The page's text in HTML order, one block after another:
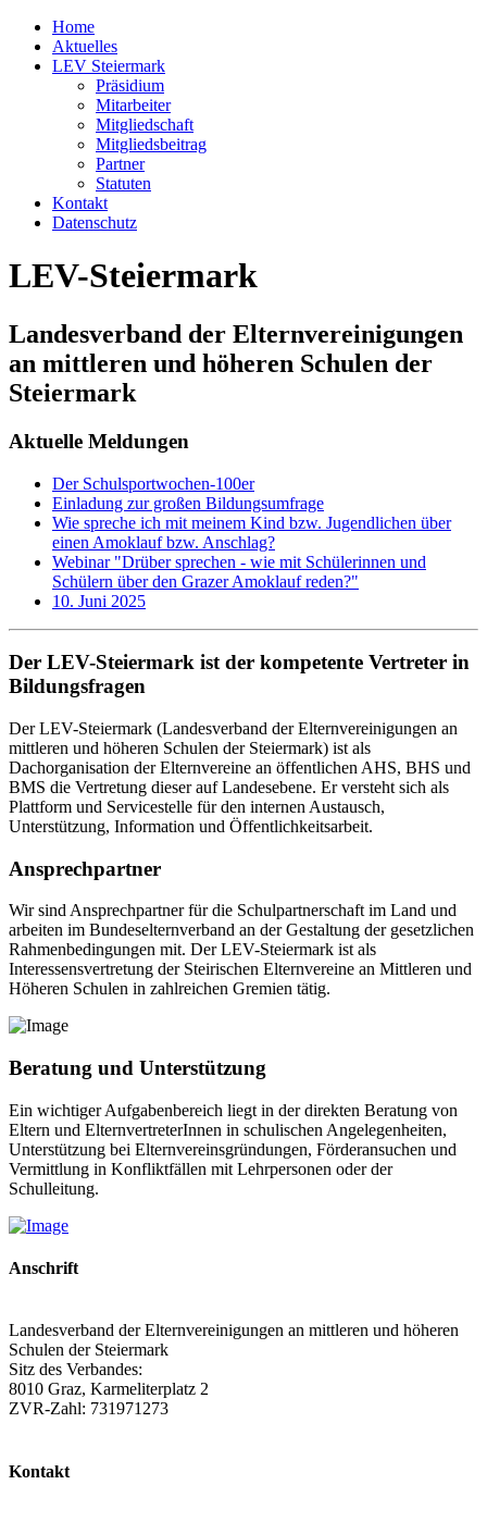
Home
Aktuelles
LEV Steiermark
Präsidium
Mitarbeiter
Mitgliedschaft
Mitgliedsbeitrag
Partner
Statuten
Kontakt
Datenschutz
LEV-Steiermark
Landesverband der Elternvereinigungen
an mittleren und höheren Schulen der
Steiermark
Aktuelle Meldungen
Der Schulsportwochen-100er
Einladung zur großen Bildungsumfrage
Wie spreche ich mit meinem Kind bzw. Jugendlichen über
einen Amoklauf bzw. Anschlag?
Webinar "Drüber sprechen - wie mit Schülerinnen und
Schülern über den Grazer Amoklauf reden?"
10. Juni 2025
Der LEV-Steiermark ist der kompetente Vertreter in
Bildungsfragen
Der LEV-Steiermark (Landesverband der Elternvereinigungen an
mittleren und höheren Schulen der Steiermark) ist als
Dachorganisation der Elternvereine an öffentlichen AHS, BHS und
BMS die Vertretung dieser auf Landesebene. Er versteht sich als
Plattform und Servicestelle für den internen Austausch,
Unterstützung, Information und Öffentlichkeitsarbeit.
Ansprechpartner
Wir sind Ansprechpartner für die Schulpartnerschaft im Land und
arbeiten im Bundeselternverband an der Gestaltung der gesetzlichen
Rahmenbedingungen mit. Der LEV-Steiermark ist als
Interessensvertretung der Steirischen Elternvereine an Mittleren und
Höheren Schulen in zahlreichen Gremien tätig.
Beratung und Unterstützung
Ein wichtiger Aufgabenbereich liegt in der direkten Beratung von
Eltern und ElternvertreterInnen in schulischen Angelegenheiten,
Unterstützung bei Elternvereinsgründungen, Förderansuchen und
Vermittlung in Konfliktfällen mit Lehrpersonen oder der
Schulleitung.
Anschrift
Landesverband der Elternvereinigungen an mittleren und höheren
Schulen der Steiermark
Sitz des Verbandes:
8010 Graz, Karmeliterplatz 2
ZVR-Zahl: 731971273
Kontakt